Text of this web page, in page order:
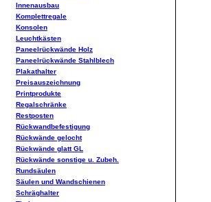
Innenausbau
Komplettregale
Konsolen
Leuchtkästen
Paneelrückwände Holz
Paneelrückwände Stahlblech
Plakathalter
Preisauszeichnung
Printprodukte
Regalschränke
Restposten
Rückwandbefestigung
Rückwände gelocht
Rückwände glatt GL
Rückwände sonstige u. Zubeh.
Rundsäulen
Säulen und Wandschienen
Schräghalter